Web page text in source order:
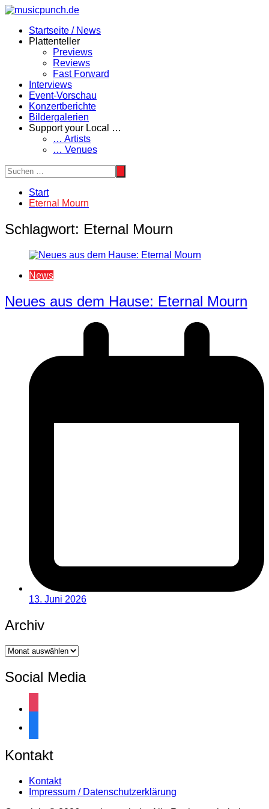
Zum
springenStartseite / News
Plattenteller
Previews
Reviews
Fast Forward
Interviews
Event-Vorschau
Konzertberichte
Bildergalerien
Support your Local …
… Artists
… Venues
Start
Eternal Mourn
Schlagwort: Eternal Mourn
News
Neues aus dem Hause: Eternal Mourn
13. Juni 2026
Archiv
Archiv
Social Media
Kontakt
Kontakt
Impressum / Datenschutzerklärung